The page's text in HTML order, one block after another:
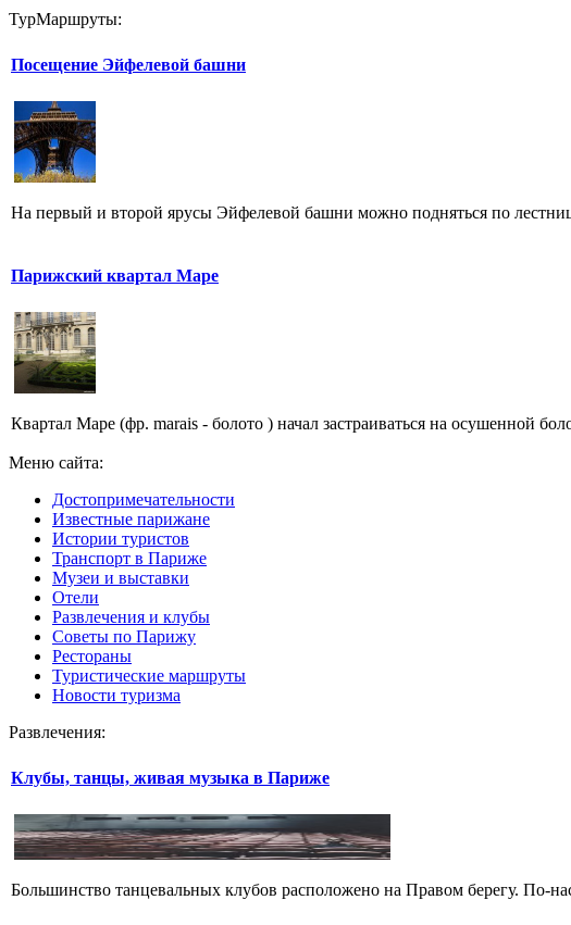
ТурМаршруты:
Посещение Эйфелевой башни
На первый и второй ярусы Эйфелевой башни можно подняться по
Парижский квартал Маре
Квартал Маре (фр. marais - болото ) начал застраиваться на осушенной
Меню сайта:
Достопримечательности
Известные парижане
Истории туристов
Транспорт в Париже
Музеи и выставки
Отели
Развлечения и клубы
Советы по Парижу
Рестораны
Туристические маршруты
Новости туризма
Развлечения:
Клубы, танцы, живая музыка в Париже
Большинство танцевальных клубов расположено на Правом берегу. По-